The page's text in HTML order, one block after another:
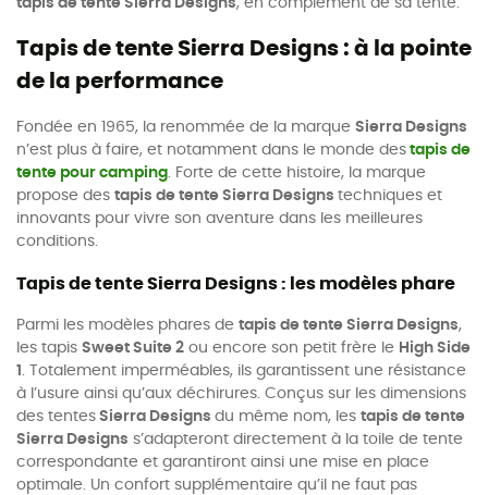
Tapis de tente Sierra Designs : à la pointe
de la performance
Fondée en 1965, la renommée de la marque Sierra Designs
n’est plus à faire, et notamment dans le monde des tapis de
tente pour camping. Forte de cette histoire, la marque
propose des tapis de tente Sierra Designs techniques et
innovants pour vivre son aventure dans les meilleures
conditions.
Tapis de tente Sierra Designs : les modèles phare
Parmi les modèles phares de tapis de tente Sierra Designs,
les tapis Sweet Suite 2 ou encore son petit frère le High Side
1 . Totalement imperméables, ils garantissent une résistance
à l’usure ainsi qu’aux déchirures. Conçus sur les dimensions
des tentes Sierra Designs du même nom, les tapis de tente
Sierra Designs s’adapteront directement à la toile de tente
correspondante et garantiront ainsi une mise en place
optimale. Un confort supplémentaire qu’il ne faut pas